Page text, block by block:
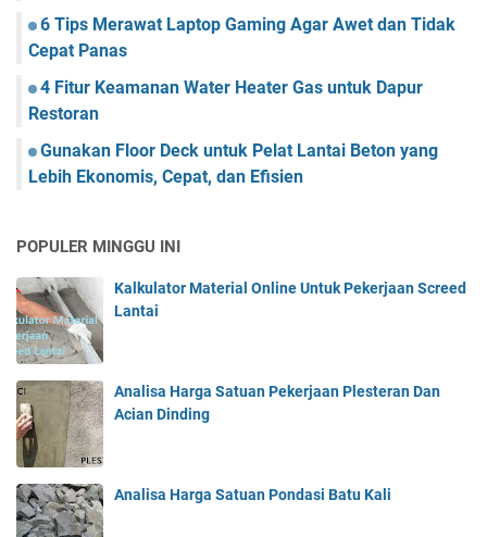
6 Tips Merawat Laptop Gaming Agar Awet dan Tidak
Cepat Panas
4 Fitur Keamanan Water Heater Gas untuk Dapur
Restoran
Gunakan Floor Deck untuk Pelat Lantai Beton yang
Lebih Ekonomis, Cepat, dan Efisien
POPULER MINGGU INI
Kalkulator Material Online Untuk Pekerjaan Screed
Lantai
Analisa Harga Satuan Pekerjaan Plesteran Dan
Acian Dinding
Analisa Harga Satuan Pondasi Batu Kali